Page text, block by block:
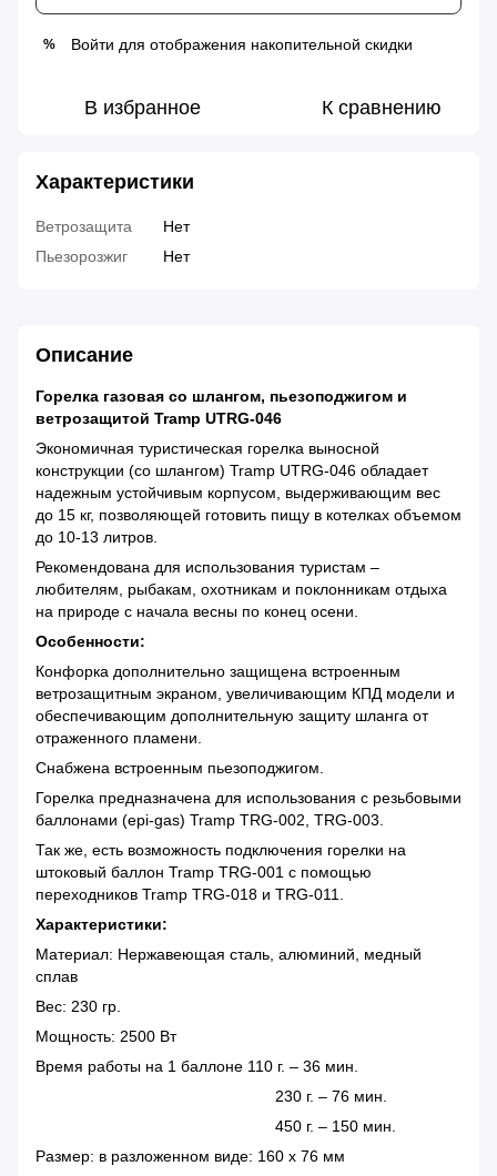
% Войти для отображения накопительной скидки
В избранное К сравнению
Характеристики
Ветрозащита
Нет
Пьезорозжиг
Нет
Описание
Горелка газовая со шлангом, пьезоподжигом и
ветрозащитой Tramp UTRG-046
Экономичная туристическая горелка выносной
конструкции (со шлангом) Tramp UTRG-046 обладает
надежным устойчивым корпусом, выдерживающим вес
до 15 кг, позволяющей готовить пищу в котелках объемом
до 10-13 литров.
Рекомендована для использования туристам –
любителям, рыбакам, охотникам и поклонникам отдыха
на природе с начала весны по конец осени.
Особенности:
Конфорка дополнительно защищена встроенным
ветрозащитным экраном, увеличивающим КПД модели и
обеспечивающим дополнительную защиту шланга от
отраженного пламени.
Снабжена встроенным пьезоподжигом.
Горелка предназначена для использования с резьбовыми
баллонами (epi-gas) Tramp TRG-002, TRG-003.
Так же, есть возможность подключения горелки на
штоковый баллон Tramp TRG-001 с помощью
переходников Tramp TRG-018 и TRG-011.
Характеристики:
Материал: Нержавеющая сталь, алюминий, медный
сплав
Вес: 230 гр.
Мощность: 2500 Вт
Время работы на 1 баллоне 110 г. – 36 мин.
230 г. – 76 мин.
450 г. – 150 мин.
Размер: в разложенном виде: 160 x 76 мм